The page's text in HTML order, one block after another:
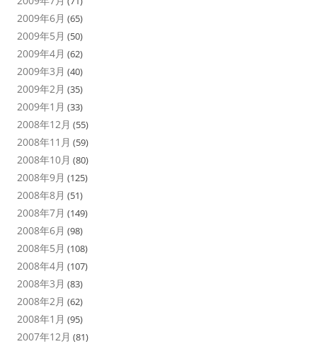
2009年6月 (65)
2009年5月 (50)
2009年4月 (62)
2009年3月 (40)
2009年2月 (35)
2009年1月 (33)
2008年12月 (55)
2008年11月 (59)
2008年10月 (80)
2008年9月 (125)
2008年8月 (51)
2008年7月 (149)
2008年6月 (98)
2008年5月 (108)
2008年4月 (107)
2008年3月 (83)
2008年2月 (62)
2008年1月 (95)
2007年12月 (81)